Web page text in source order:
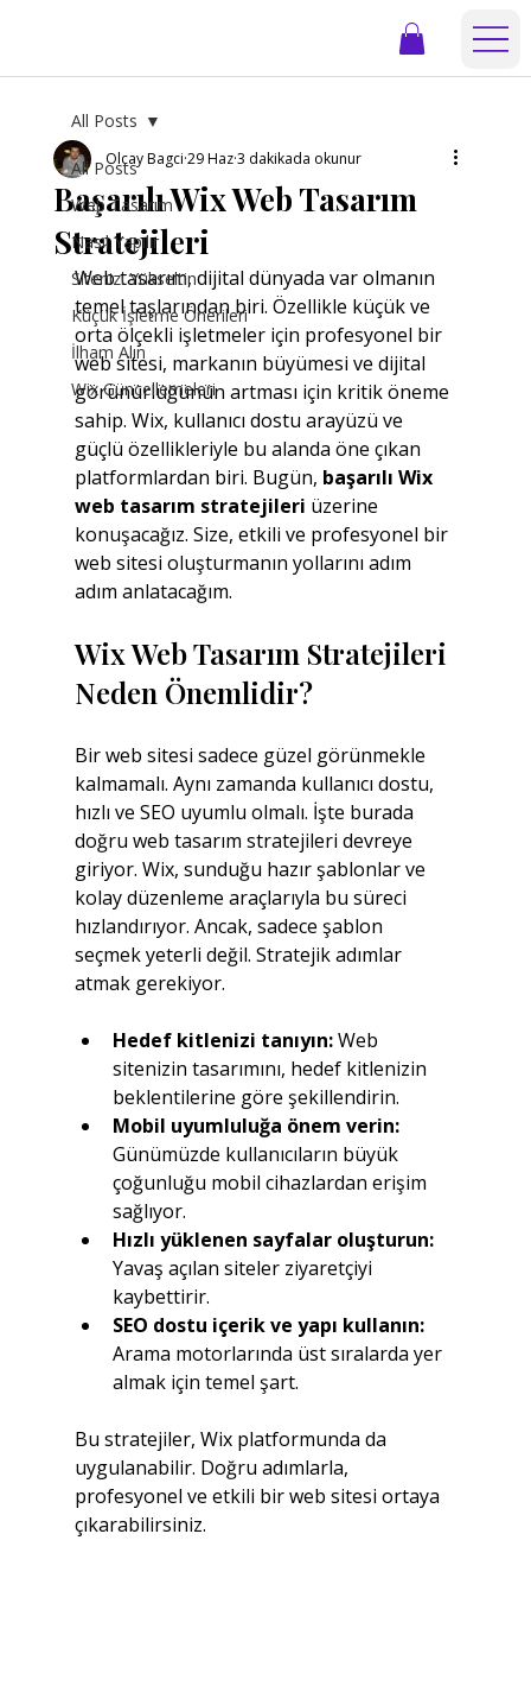
All Posts
Web Tasarım
Nasıl Yapılır
Sitenizi Yükseltin
Küçük İşletme Önerileri
İlham Alın
Wix Güncellemeleri
All Posts
Başarılı Wix Web Tasarım
Stratejileri
Olcay Bagci 29 Haz3 dakikada okunur
Web tasarım, dijital dünyada var olmanın
temel taşlarından biri. Özellikle küçük ve
orta ölçekli işletmeler için profesyonel bir
web sitesi, markanın büyümesi ve dijital
görünürlüğünün artması için kritik öneme
sahip. Wix, kullanıcı dostu arayüzü ve
güçlü özellikleriyle bu alanda öne çıkan
platformlardan biri. Bugün, başarılı Wix
web tasarım stratejileri üzerine
konuşacağız. Size, etkili ve profesyonel bir
web sitesi oluşturmanın yollarını adım
adım anlatacağım.
Wix Web Tasarım Stratejileri
Neden Önemlidir?
Bir web sitesi sadece güzel görünmekle
kalmamalı. Aynı zamanda kullanıcı dostu,
hızlı ve SEO uyumlu olmalı. İşte burada
doğru web tasarım stratejileri devreye
giriyor. Wix, sunduğu hazır şablonlar ve
kolay düzenleme araçlarıyla bu süreci
hızlandırıyor. Ancak, sadece şablon
seçmek yeterli değil. Stratejik adımlar
atmak gerekiyor.
Hedef kitlenizi tanıyın: Web
sitenizin tasarımını, hedef kitlenizin
beklentilerine göre şekillendirin.
Mobil uyumluluğa önem verin:
Günümüzde kullanıcıların büyük
çoğunluğu mobil cihazlardan erişim
sağlıyor.
Hızlı yüklenen sayfalar oluşturun:
Yavaş açılan siteler ziyaretçiyi
kaybettirir.
SEO dostu içerik ve yapı kullanın:
Arama motorlarında üst sıralarda yer
almak için temel şart.
Bu stratejiler, Wix platformunda da
uygulanabilir. Doğru adımlarla,
profesyonel ve etkili bir web sitesi ortaya
çıkarabilirsiniz.